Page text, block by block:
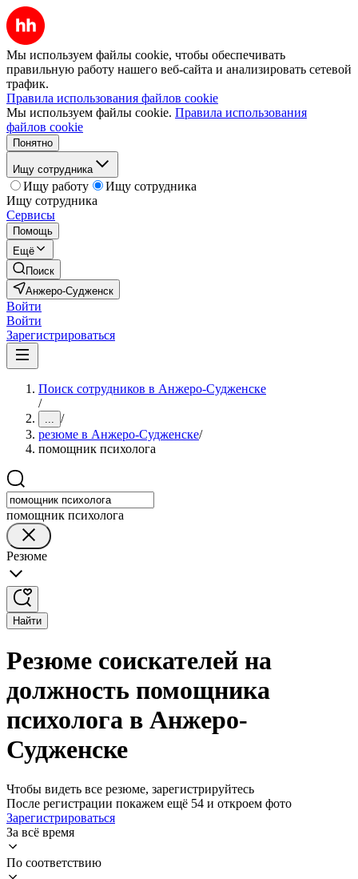
Мы используем файлы cookie, чтобы обеспечивать
правильную работу нашего веб-сайта и анализировать сетевой
трафик.
Правила использования файлов cookie
Мы используем файлы cookie. Правила использования
файлов cookie
Понятно
Ищу сотрудника
Ищу работу
Ищу сотрудника
Ищу сотрудника
Сервисы
Помощь
Ещё
Поиск
Анжеро-Судженск
Войти
Войти
Зарегистрироваться
Поиск сотрудников в Анжеро-Судженске
/
... /
резюме в Анжеро-Судженске/
помощник психолога
помощник психолога
Резюме
Найти
Резюме соискателей на
должность помощника
психолога в Анжеро-
Судженске
Чтобы видеть все резюме, зарегистрируйтесь
После регистрации покажем ещё 54 и откроем фото
Зарегистрироваться
За всё время
По соответствию